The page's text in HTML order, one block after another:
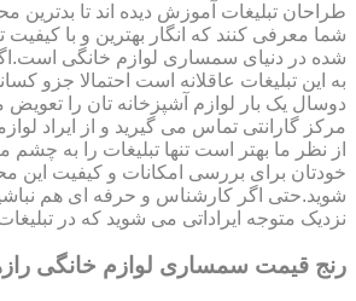
طراحان تبلیغات آموزش دیده اند تا
شما معرفی کنند که انگار بهترین و با
شده در دنیای سمساری لوازم خانگی
به این تبلیغات عاقلانه است احتمالا جزو
دوسال یک بار لوازم آشپزخانه تان را تعویض
مرکز گارانتی تماس می گیرید و از ایراد
از نظر ما بهتر است تنها تبلیغات را به چشم
خودتان برای بررسی امکانات و کیفیت این
شوید.حتی اگر کارشناس و حرفه ای هم
نزدیک متوجه ایراداتی می شوید که در تبلیغات
رنج قیمت سمساری لوازم خانگی